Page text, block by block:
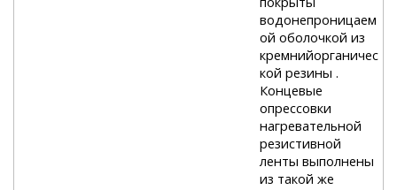
водонепроницаем
ой оболочкой из
кремнийорганичес
кой резины .
Концевые
опрессовки
нагревательной
резистивной
ленты выполнены
из такой же